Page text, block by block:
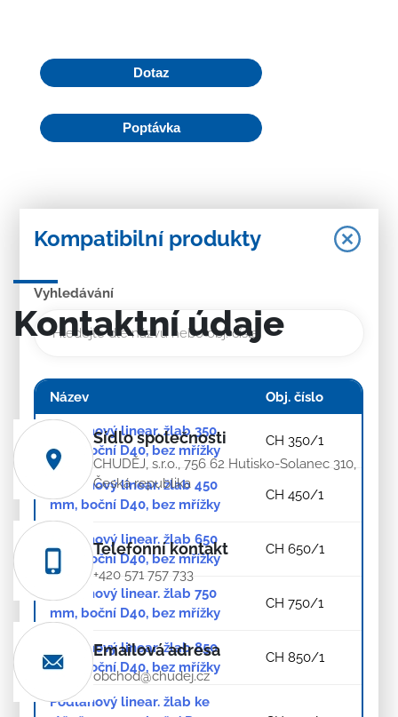
Dotaz
Poptávka
Kompatibilní produkty
Vyhledávání
Název Obj. číslo
Podlahový linear. žlab 350
mm, boční D40, bez mřížky
CH 350/1
Podlahový linear. žlab 450
mm, boční D40, bez mřížky
CH 450/1
Podlahový linear. žlab 650
mm, boční D40, bez mřížky
CH 650/1
Podlahový linear. žlab 750
mm, boční D40, bez mřížky
CH 750/1
Podlahový linear. žlab 850
mm, boční D40, bez mřížky
CH 850/1
Podlahový linear. žlab ke
Kontaktní údaje
Sídlo společnosti
CHUDĚJ, s.r.o., 756 62 Hutisko-Solanec 310,
Česká republika
Telefonní kontakt
+420 571 757 733
Emailová adresa
obchod@chudej.cz